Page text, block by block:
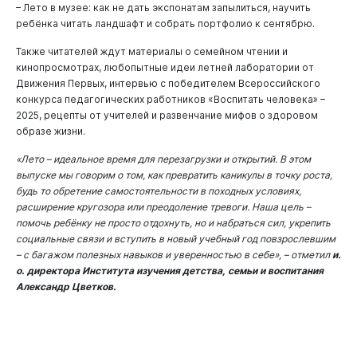
– Лето в музее: как не дать экспонатам запылиться, научить
ребёнка читать ландшафт и собрать портфолио к сентябрю.
Также читателей ждут материалы о семейном чтении и
кинопросмотрах, любопытные идеи летней лаборатории от
Движения Первых, интервью с победителем Всероссийского
конкурса педагогических работников «Воспитать человека» –
2025, рецепты от учителей и развенчание мифов о здоровом
образе жизни.
«Лето – идеальное время для перезагрузки и открытий. В этом
выпуске мы говорим о том, как превратить каникулы в точку роста,
будь то обретение самостоятельности в походных условиях,
расширение кругозора или преодоление тревоги. Наша цель –
помочь ребёнку не просто отдохнуть, но и набраться сил, укрепить
социальные связи и вступить в новый учебный год повзрослевшим
– с багажом полезных навыков и уверенностью в себе», – отметил и.
о. директора Института изучения детства, семьи и воспитания
Александр Цветков.